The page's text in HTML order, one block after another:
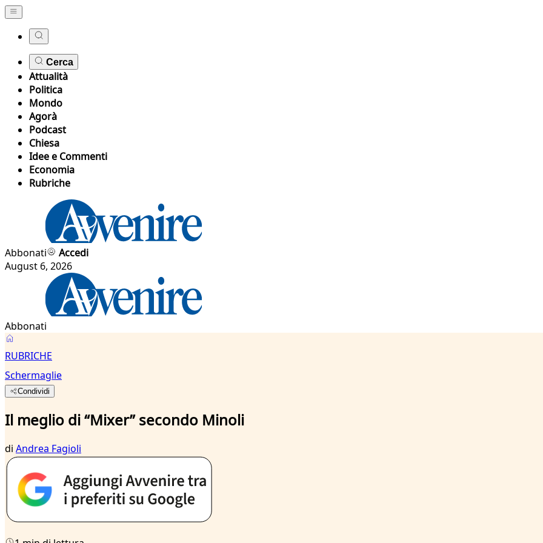
Cerca
Attualità
Politica
Mondo
Agorà
Podcast
Chiesa
Idee e Commenti
Economia
Rubriche
Abbonati
Accedi
August 6, 2026
Abbonati
RUBRICHE
Schermaglie
Condividi
Il meglio di “Mixer” secondo Minoli
di Andrea Fagioli